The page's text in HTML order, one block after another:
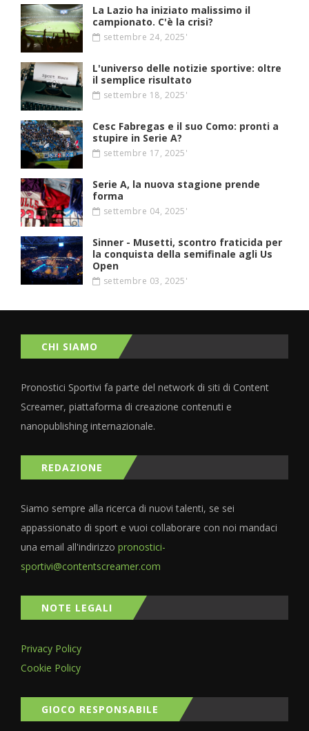
La Lazio ha iniziato malissimo il
campionato. C'è la crisi?
settembre 24, 2025'
L'universo delle notizie sportive: oltre
il semplice risultato
settembre 18, 2025'
Cesc Fabregas e il suo Como: pronti a
stupire in Serie A?
settembre 17, 2025'
Serie A, la nuova stagione prende
forma
settembre 04, 2025'
Sinner - Musetti, scontro fraticida per
la conquista della semifinale agli Us
Open
settembre 03, 2025'
CHI SIAMO
Pronostici Sportivi fa parte del network di siti di Content
Screamer, piattaforma di creazione contenuti e
nanopublishing internazionale.
REDAZIONE
Siamo sempre alla ricerca di nuovi talenti, se sei
appassionato di sport e vuoi collaborare con noi mandaci
una email all'indirizzo pronostici-
sportivi@contentscreamer.com
NOTE LEGALI
Privacy Policy
Cookie Policy
GIOCO RESPONSABILE